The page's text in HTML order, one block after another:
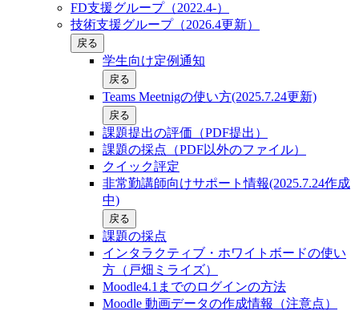
FD支援グループ（2022.4-）
技術支援グループ（2026.4更新）
戻る
学生向け定例通知
戻る
Teams Meetnigの使い方(2025.7.24更新)
戻る
課題提出の評価（PDF提出）
課題の採点（PDF以外のファイル）
クイック評定
非常勤講師向けサポート情報(2025.7.24作成
中)
戻る
課題の採点
インタラクティブ・ホワイトボードの使い
方（戸畑ミライズ）
Moodle4.1までのログインの方法
Moodle 動画データの作成情報（注意点）